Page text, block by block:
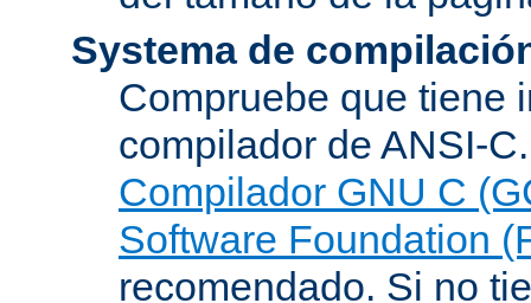
Systema de
Compruebe que tiene
compilador de ANSI-
Compilador GNU C
Software Foundation
recomendado. Si no